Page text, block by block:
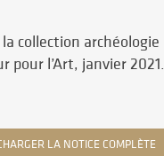
collection archéologie
pour l’Art, janvier 2021.
LA NOTICE COMPLÈTE